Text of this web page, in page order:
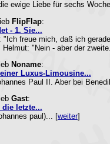
ewige Liebe für sechs
FlipFlap:
- 1. Sie...
"Ich freue mich, daß ich
"Nein - aber der
Noname:
Luxus-Limousine...
Paul II. Aber bei
Gast:
die letzte...
paul)... [weiter]